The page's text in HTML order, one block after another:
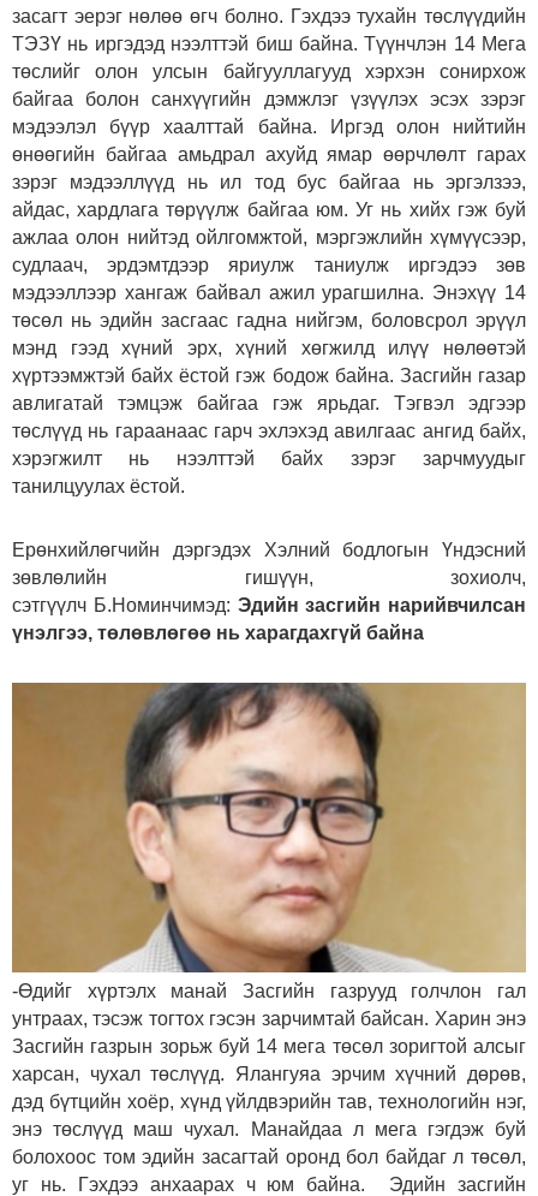
засагт эерэг нөлөө өгч болно. Гэхдээ тухайн төслүүдийн
ТЭЗҮ нь иргэдэд нээлттэй биш байна. Түүнчлэн 14 Мега
төслийг олон улсын байгууллагууд хэрхэн сонирхож
байгаа болон санхүүгийн дэмжлэг үзүүлэх эсэх зэрэг
мэдээлэл бүүр хаалттай байна. Иргэд олон нийтийн
өнөөгийн байгаа амьдрал ахуйд ямар өөрчлөлт гарах
зэрэг мэдээллүүд нь ил тод бус байгаа нь эргэлзээ,
айдас, хардлага төрүүлж байгаа юм. Уг нь хийх гэж буй
ажлаа олон нийтэд ойлгомжтой, мэргэжлийн хүмүүсээр,
судлаач, эрдэмтдээр яриулж таниулж иргэдээ зөв
мэдээллээр хангаж байвал ажил урагшилна. Энэхүү 14
төсөл нь эдийн засгаас гадна нийгэм, боловсрол эрүүл
мэнд гээд хүний эрх, хүний хөгжилд илүү нөлөөтэй
хүртээмжтэй байх ёстой гэж бодож байна. Засгийн газар
авлигатай тэмцэж байгаа гэж ярьдаг. Тэгвэл эдгээр
төслүүд нь гараанаас гарч эхлэхэд авилгаас ангид байх,
хэрэгжилт нь нээлттэй байх зэрэг зарчмуудыг
танилцуулах ёстой.
Ерөнхийлөгчийн дэргэдэх Хэлний бодлогын Үндэсний
зөвлөлийн гишүүн, зохиолч,
сэтгүүлч Б.Номинчимэд: Эдийн засгийн нарийвчилсан
үнэлгээ, төлөвлөгөө нь харагдахгүй байна
-Өдийг хүртэлх манай Засгийн газрууд голчлон гал
унтраах, тэсэж тогтох гэсэн зарчимтай байсан. Харин энэ
Засгийн газрын зорьж буй 14 мега төсөл зоригтой алсыг
харсан, чухал төслүүд. Ялангуяа эрчим хүчний дөрөв,
дэд бүтцийн хоёр, хүнд үйлдвэрийн тав, технологийн нэг,
энэ төслүүд маш чухал. Манайдаа л мега гэгдэж буй
болохоос том эдийн засагтай оронд бол байдаг л төсөл,
уг нь. Гэхдээ анхаарах ч юм байна. Эдийн засгийн